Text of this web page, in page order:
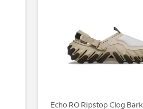
Echo RO Ripstop Clog Bark